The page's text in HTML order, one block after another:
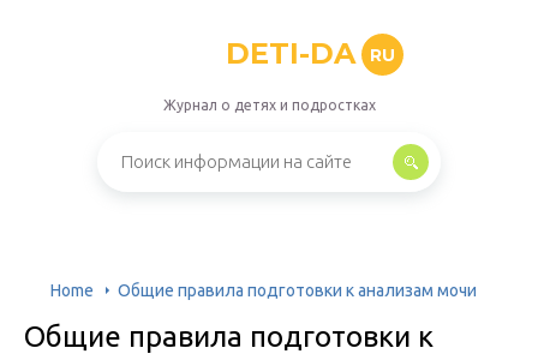
DETI-DA RU
Журнал о детях и подростках
Home Общие правила подготовки к анализам мочи
Общие правила подготовки к